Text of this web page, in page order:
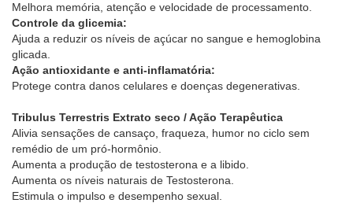
Melhora memória, atenção e velocidade de processamento.
Controle da glicemia:
Ajuda a reduzir os níveis de açúcar no sangue e hemoglobina
glicada.
Ação antioxidante e anti-inflamatória:
Protege contra danos celulares e doenças degenerativas.
Tribulus Terrestris Extrato seco / Ação Terapêutica
Alivia sensações de cansaço, fraqueza, humor no ciclo sem
remédio de um pró-hormônio.
Aumenta a produção de testosterona e a libido.
Aumenta os níveis naturais de Testosterona.
Estimula o impulso e desempenho sexual.